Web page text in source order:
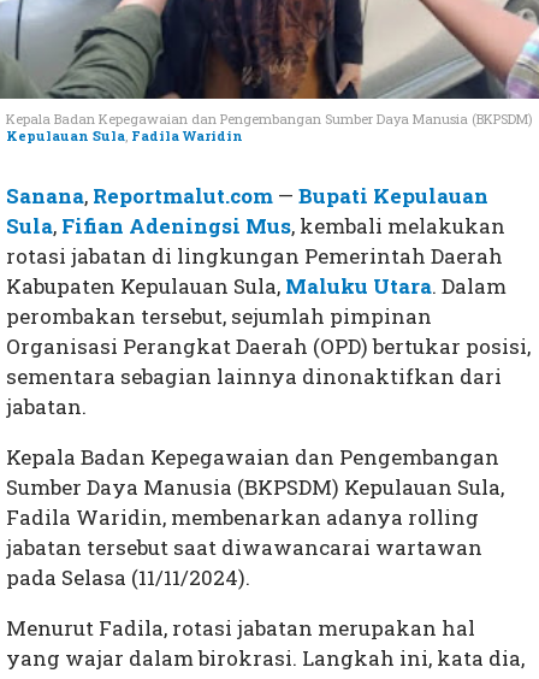
Kepala Badan Kepegawaian dan Pengembangan Sumber Daya Manusia (BKPSDM)
Kepulauan Sula, Fadila Waridin
Sanana, Reportmalut.com — Bupati Kepulauan
Sula, Fifian Adeningsi Mus, kembali melakukan
rotasi jabatan di lingkungan Pemerintah Daerah
Kabupaten Kepulauan Sula, Maluku Utara. Dalam
perombakan tersebut, sejumlah pimpinan
Organisasi Perangkat Daerah (OPD) bertukar posisi,
sementara sebagian lainnya dinonaktifkan dari
jabatan.
Kepala Badan Kepegawaian dan Pengembangan
Sumber Daya Manusia (BKPSDM) Kepulauan Sula,
Fadila Waridin, membenarkan adanya rolling
jabatan tersebut saat diwawancarai wartawan
pada Selasa (11/11/2024).
Menurut Fadila, rotasi jabatan merupakan hal
yang wajar dalam birokrasi. Langkah ini, kata dia,